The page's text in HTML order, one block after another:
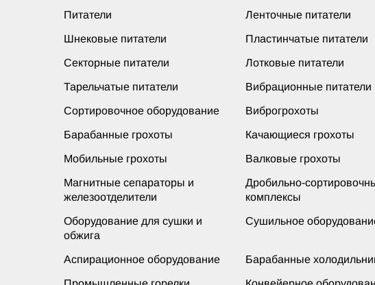
Питатели Ленточные питатели
Шнековые питатели Пластинчатые питатели
Секторные питатели Лотковые питатели
Тарельчатые питатели Вибрационные питатели
Сортировочное оборудование Виброгрохоты
Барабанные грохоты Качающиеся грохоты
Мобильные грохоты Валковые грохоты
Магнитные сепараторы и
железоотделители
Дробильно-
комплексы
Оборудование для сушки и
обжига
Сушильное
Аспирационное оборудование Барабанные